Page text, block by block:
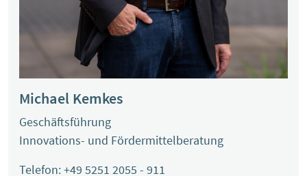
Michael Kemkes
Geschäftsführung
Innovations- und Fördermittelberatung
Telefon: +49 5251 2055 - 911